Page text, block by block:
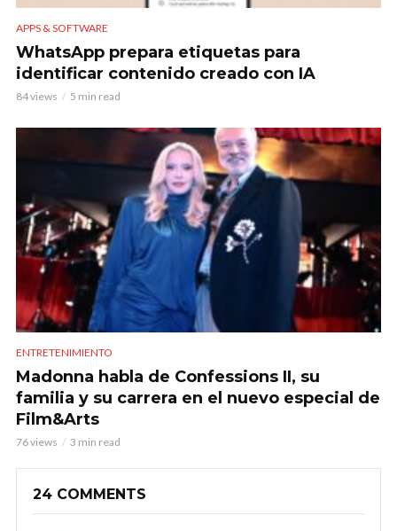
APPS & SOFTWARE
WhatsApp prepara etiquetas para
identificar contenido creado con IA
84 views 5 min read
ENTRETENIMIENTO
Madonna habla de Confessions II, su
familia y su carrera en el nuevo especial de
Film&Arts
76 views 3 min read
24 COMMENTS